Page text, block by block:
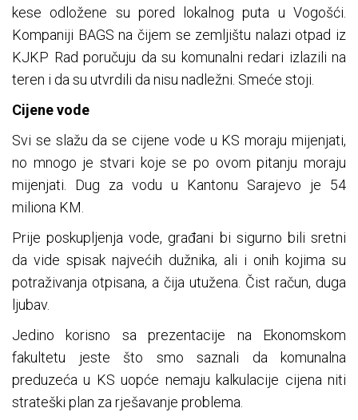
kese odložene su pored lokalnog puta u Vogošći.
Kompaniji BAGS na čijem se zemljištu nalazi otpad iz
KJKP Rad poručuju da su komunalni redari izlazili na
teren i da su utvrdili da nisu nadležni. Smeće stoji.
Cijene vode
Svi se slažu da se cijene vode u KS moraju mijenjati,
no mnogo je stvari koje se po ovom pitanju moraju
mijenjati. Dug za vodu u Kantonu Sarajevo je 54
miliona KM.
Prije poskupljenja vode, građani bi sigurno bili sretni
da vide spisak najvećih dužnika, ali i onih kojima su
potraživanja otpisana, a čija utužena. Čist račun, duga
ljubav.
Jedino korisno sa prezentacije na Ekonomskom
fakultetu jeste što smo saznali da komunalna
preduzeća u KS uopće nemaju kalkulacije cijena niti
strateški plan za rješavanje problema.